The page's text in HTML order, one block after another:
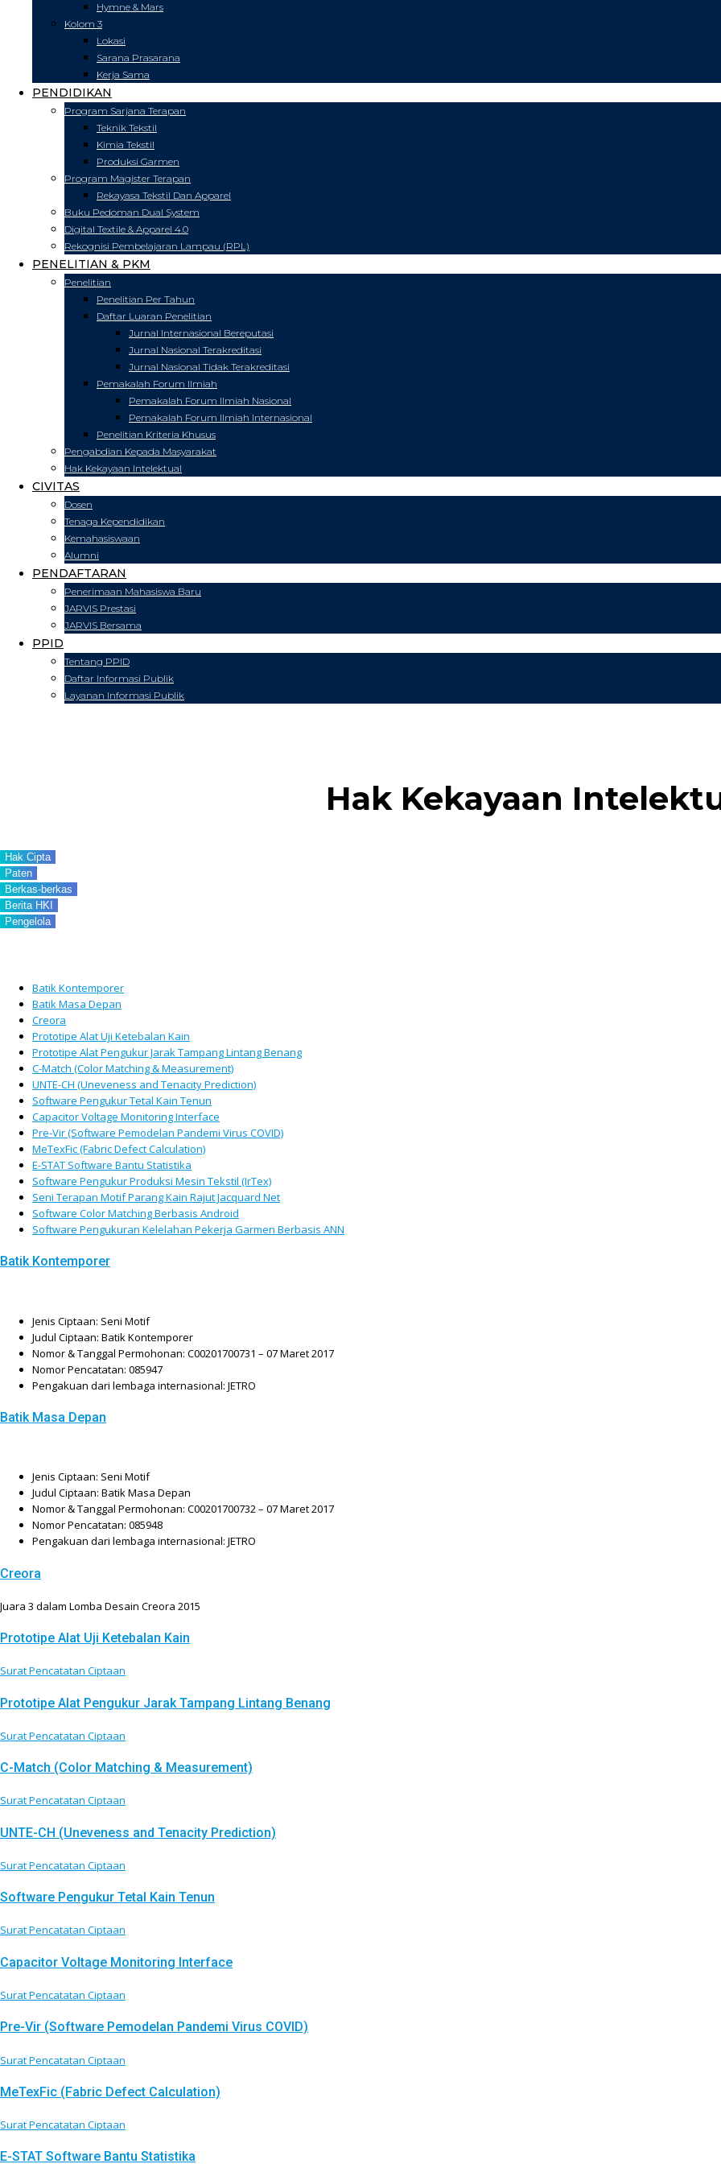
Hymne & Mars
Kolom 3
Lokasi
Sarana Prasarana
Kerja Sama
PENDIDIKAN
Program Sarjana Terapan
Teknik Tekstil
Kimia Tekstil
Produksi Garmen
Program Magister Terapan
Rekayasa Tekstil Dan Apparel
Buku Pedoman Dual System
Digital Textile & Apparel 4.0
Rekognisi Pembelajaran Lampau (RPL)
PENELITIAN & PKM
Penelitian
Penelitian Per Tahun
Daftar Luaran Penelitian
Jurnal Internasional Bereputasi
Jurnal Nasional Terakreditasi
Jurnal Nasional Tidak Terakreditasi
Pemakalah Forum Ilmiah
Pemakalah Forum Ilmiah Nasional
Pemakalah Forum Ilmiah Internasional
Penelitian Kriteria Khusus
Pengabdian Kepada Masyarakat
Hak Kekayaan Intelektual
CIVITAS
Dosen
Tenaga Kependidikan
Kemahasiswaan
Alumni
PENDAFTARAN
Penerimaan Mahasiswa Baru
JARVIS Prestasi
JARVIS Bersama
PPID
Tentang PPID
Daftar Informasi Publik
Layanan Informasi Publik
Hak Kekayaan
Hak Cipta
Paten
Berkas-berkas
Berita HKI
Pengelola
Batik Kontemporer
Batik Masa Depan
Creora
Prototipe Alat Uji Ketebalan Kain
Prototipe Alat Pengukur Jarak Tampang Lintang Benang
C-Match (Color Matching & Measurement)
UNTE-CH (Uneveness and Tenacity Prediction)
Software Pengukur Tetal Kain Tenun
Capacitor Voltage Monitoring Interface
Pre-Vir (Software Pemodelan Pandemi Virus COVID)
MeTexFic (Fabric Defect Calculation)
E-STAT Software Bantu Statistika
Software Pengukur Produksi Mesin Tekstil (IrTex)
Seni Terapan Motif Parang Kain Rajut Jacquard Net
Software Color Matching Berbasis Android
Software Pengukuran Kelelahan Pekerja Garmen Berbasis ANN
Batik Kontemporer
Jenis Ciptaan: Seni Motif
Judul Ciptaan: Batik Kontemporer
Nomor & Tanggal Permohonan: C00201700731 – 07 Maret 2017
Nomor Pencatatan: 085947
Pengakuan dari lembaga internasional: JETRO
Batik Masa Depan
Jenis Ciptaan: Seni Motif
Judul Ciptaan: Batik Masa Depan
Nomor & Tanggal Permohonan: C00201700732 – 07 Maret 2017
Nomor Pencatatan: 085948
Pengakuan dari lembaga internasional: JETRO
Creora
Juara 3 dalam Lomba Desain Creora 2015
Prototipe Alat Uji Ketebalan Kain
Surat Pencatatan Ciptaan
Prototipe Alat Pengukur Jarak Tampang Lintang Benang
Surat Pencatatan Ciptaan
C-Match (Color Matching & Measurement)
Surat Pencatatan Ciptaan
UNTE-CH (Uneveness and Tenacity Prediction)
Surat Pencatatan Ciptaan
Software Pengukur Tetal Kain Tenun
Surat Pencatatan Ciptaan
Capacitor Voltage Monitoring Interface
Surat Pencatatan Ciptaan
Pre-Vir (Software Pemodelan Pandemi Virus COVID)
Surat Pencatatan Ciptaan
MeTexFic (Fabric Defect Calculation)
Surat Pencatatan Ciptaan
E-STAT Software Bantu Statistika